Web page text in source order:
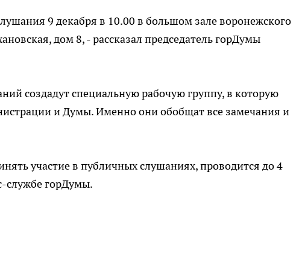
9 декабря в 10.00 в большом зале воронежского
дом 8, - рассказал председатель горДумы
создадут специальную рабочую группу, в которую
и Думы. Именно они обобщат все замечания и
участие в публичных слушаниях, проводится до 4
службе горДумы.